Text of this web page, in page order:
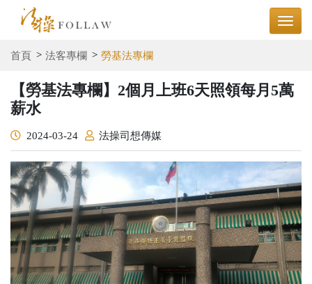
首頁 法客專欄 勞基法專欄
【勞基法專欄】2個月上班6天照領每月5萬
薪水
2024-03-24 法操司想傳媒